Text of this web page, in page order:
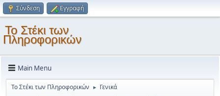
Σύνδεση Εγγραφή
Το Στέκι των
Πληροφορικών
Main Menu
Το Στέκι των Πληροφορικών ► Γενικά